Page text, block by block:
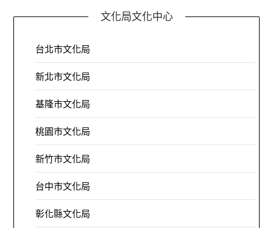
文化局文化中心
台北市文化局
新北市文化局
基隆市文化局
桃園市文化局
新竹市文化局
台中市文化局
彰化縣文化局